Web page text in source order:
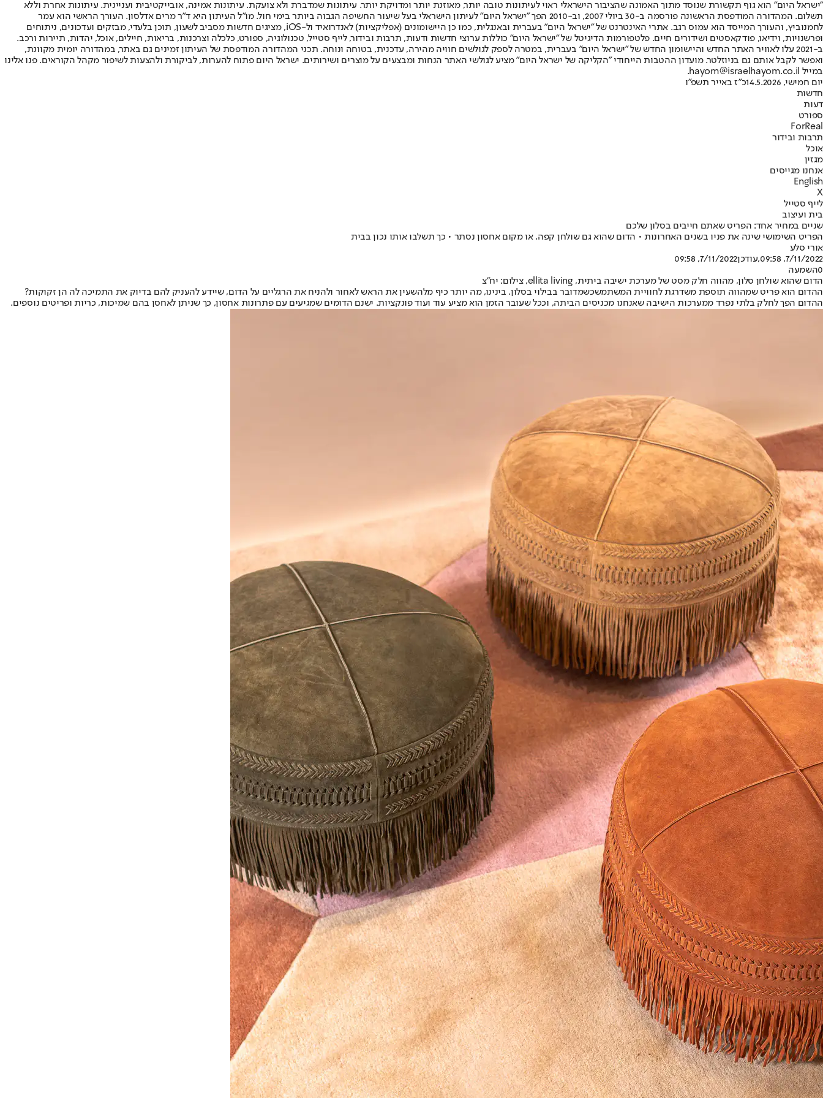
"ישראל היום" הוא גוף תקשורת שנוסד מתוך האמונה שהציבור הישראלי ראוי לעיתונות טובה יותר, מאוזנת יותר ומדויקת יותר. עיתונות שמדברת ולא צועקת. עיתונות אמינה, אובייקטיבית ועניינית. עיתונות אחרת וללא
תשלום. המהדורה המודפסת הראשונה פורסמה ב-30 ביולי 2007, וב-2010 הפך "ישראל היום" לעיתון הישראלי בעל שיעור החשיפה הגבוה ביותר בימי חול. מו"ל העיתון היא ד"ר מרים אדלסון. העורך הראשי הוא עמר
לחמנוביץ, והעורך המייסד הוא עמוס רגב. אתרי האינטרנט של "ישראל היום" בעברית ובאנגלית, כמו כן היישומונים (אפליקציות) לאנדרואיד ול-iOS, מציגים חדשות מסביב לשעון, תוכן בלעדי, מבזקים ועדכונים, ניתוחים
ופרשנויות, וידיאו, פודקאסטים ושידורים חיים. פלטפורמות הדיגיטל של "ישראל היום" כוללות ערוצי חדשות ודעות, תרבות ובידור, לייף סטייל, טכנולוגיה, ספורט, כלכלה וצרכנות, בריאות, חיילים, אוכל, יהדות, תיירות ורכב.
ב-2021 עלו לאוויר האתר החדש והיישומון החדש של "ישראל היום" בעברית, במטרה לספק לגולשים חוויה מהירה, עדכנית, בטוחה ונוחה. תכני המהדורה המודפסת של העיתון זמינים גם באתר, במהדורה יומית מקוונת,
ואפשר לקבל אותם גם בניוזלטר. מועדון ההטבות הייחודי "הקליקה של ישראל היום" מציע לגולשי האתר הנחות ומבצעים על מוצרים ושירותים. ישראל היום פתוח להערות, לביקורת ולהצעות לשיפור מקהל הקוראים. פנו אלינו
במייל hayom@israelhayom.co.il.
יום חמישי, 14.5.2026
כ"ז באייר תשפ"ו
חדשות
דעות
ספורט
ForReal
תרבות ובידור
אוכל
מגזין
אנחנו מגייסים
English
X
לייף סטייל
בית ועיצוב
שניים במחיר אחד: הפריט שאתם חייבים בסלון שלכם
הפריט השימושי שינה את פניו בשנים האחרונות • הדום שהוא גם שולחן קפה, או מקום אחסון נסתר • כך תשלבו אותו נכון בבית
אורי סלע
7/11/2022, 09:58
,עודכן7/11/2022, 09:58
0השמעה
הדום שהוא שולחן סלון, מהווה חלק מסט של מערכת ישיבה ביתית, ellita living, צילום: יח"צ
ההדום הוא פריט שמהווה תוספת משדרגת לחוויית המשתמשכשמדובר בבילוי בסלון. בינינו, מה יותר כיף מלהשעין את הראש לאחור ולהניח את הרגליים על הדום, שיידע להעניק להם בדיוק את התמיכה לה הן זקוקות?
ההדום הפך לחלק בלתי נפרד ממערכות הישיבה שאנחנו מכניסים הביתה, וככל שעובר הזמן הוא מציע עוד ועוד פונקציות. ישנם הדומים שמגיעים עם פתרונות אחסון, כך שניתן לאחסן בהם שמיכות, כריות ופריטים נוספים.